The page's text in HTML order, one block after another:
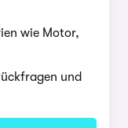
wie Motor,
und